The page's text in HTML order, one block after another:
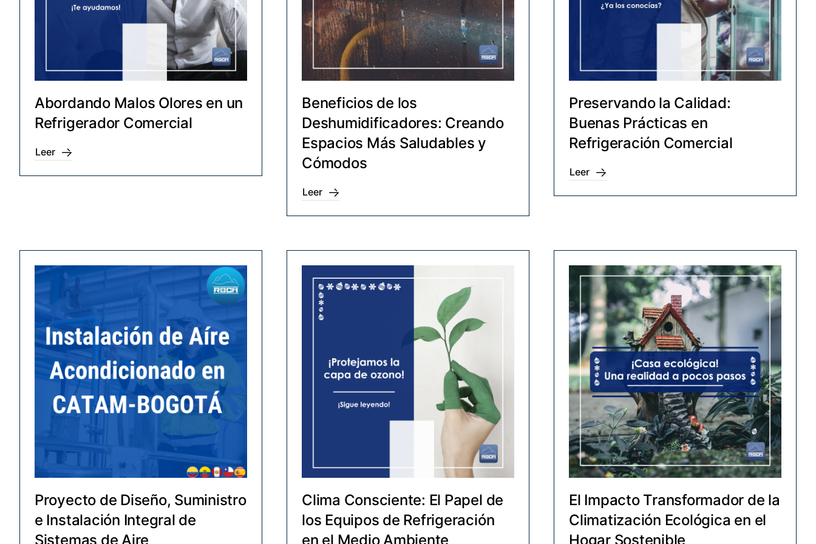
Abordando Malos Olores en un
Refrigerador Comercial
Leer
Beneficios de los
Deshumidificadores: Creando
Espacios Más Saludables y
Cómodos
Leer
Preservando la Calidad:
Buenas Prácticas en
Refrigeración Comercial
Leer
Proyecto de Diseño, Suministro
e Instalación Integral de
Sistemas de Aire
Clima Consciente: El Papel de
los Equipos de Refrigeración
en el Medio Ambiente
El Impacto Transformador de la
Climatización Ecológica en el
Hogar Sostenible